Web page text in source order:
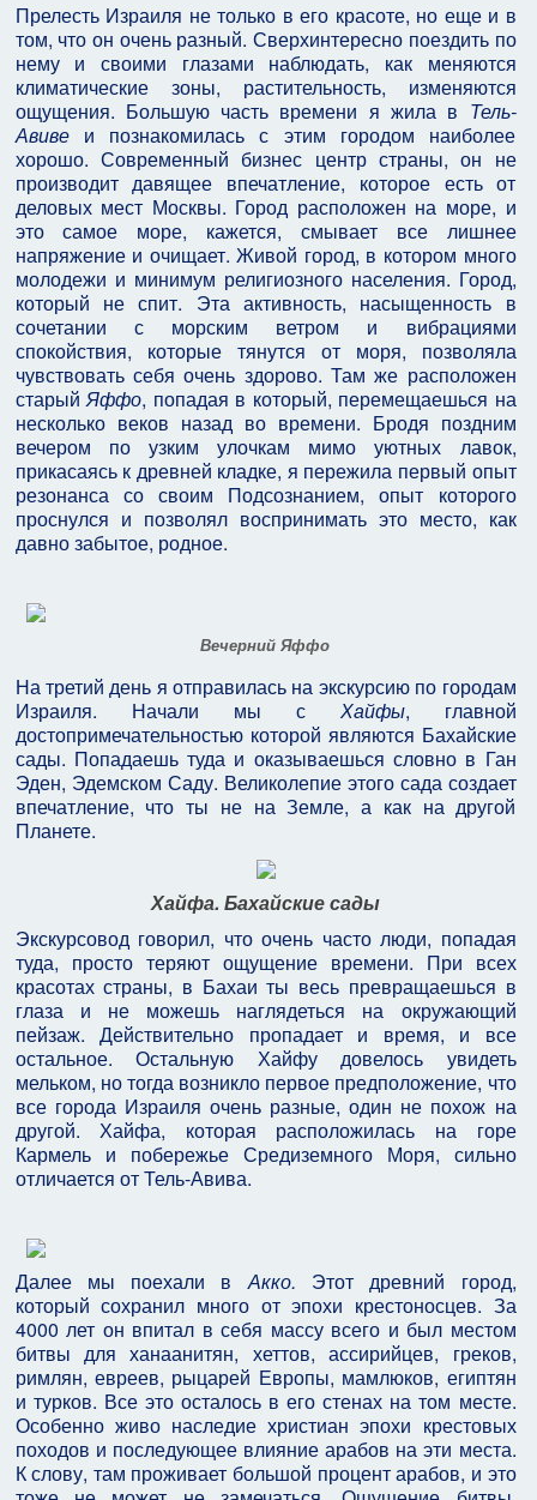
Прелесть Израиля не только в его красоте, но еще и в
том, что он очень разный. Сверхинтересно поездить по
нему и своими глазами наблюдать, как меняются
климатические зоны, растительность, изменяются
ощущения. Большую часть времени я жила в Тель-
Авивеи познакомилась с этим городом наиболее
хорошо. Современный бизнес центр страны, он не
производит давящее впечатление, которое есть от
деловых мест Москвы. Город расположен на море, и
это самое море, кажется, смывает все лишнее
напряжение и очищает. Живой город, в котором много
молодежи и минимум религиозного населения. Город,
который не спит. Эта активность, насыщенность в
сочетании с морским ветром и вибрациями
спокойствия, которые тянутся от моря, позволяла
чувствовать себя очень здорово. Там же расположен
старыйЯффо, попадая в который, перемещаешься на
несколько веков назад во времени. Бродя поздним
вечером по узким улочкам мимо уютных лавок,
прикасаясь к древней кладке, я пережила первый опыт
резонанса со своим Подсознанием, опыт которого
проснулся и позволял воспринимать это место, как
давно забытое, родное.
Вечерний Яффо
На третий день я отправилась на экскурсию по городам
Израиля. Начали мы с Хайфы, главной
достопримечательностью которой являются Бахайские
сады. Попадаешь туда и оказываешься словно в Ган
Эден, Эдемском Саду. Великолепие этого сада создает
впечатление, что ты не на Земле, а как на другой
Планете.
Хайфа. Бахайские сады
Экскурсовод говорил, что очень часто люди, попадая
туда, просто теряют ощущение времени. При всех
красотах страны, в Бахаи ты весь превращаешься в
глаза и не можешь наглядеться на окружающий
пейзаж. Действительно пропадает и время, и все
остальное. Остальную Хайфу довелось увидеть
мельком, но тогда возникло первое предположение, что
все города Израиля очень разные, один не похож на
другой. Хайфа, которая расположилась на горе
Кармель и побережье Средиземного Моря, сильно
отличается от Тель-Авива.
Далее мы поехали вАкко. Этот древний город,
который сохранил много от эпохи крестоносцев. За
4000 лет он впитал в себя массу всего и был местом
битвы для ханаанитян, хеттов, ассирийцев, греков,
римлян, евреев, рыцарей Европы, мамлюков, египтян
и турков. Все это осталось в его стенах на том месте.
Особенно живо наследие христиан эпохи крестовых
походов и последующее влияние арабов на эти места.
К слову, там проживает большой процент арабов, и это